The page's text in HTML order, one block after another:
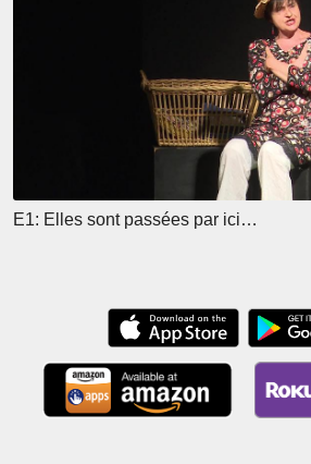
E1: Elles sont passées par ici…